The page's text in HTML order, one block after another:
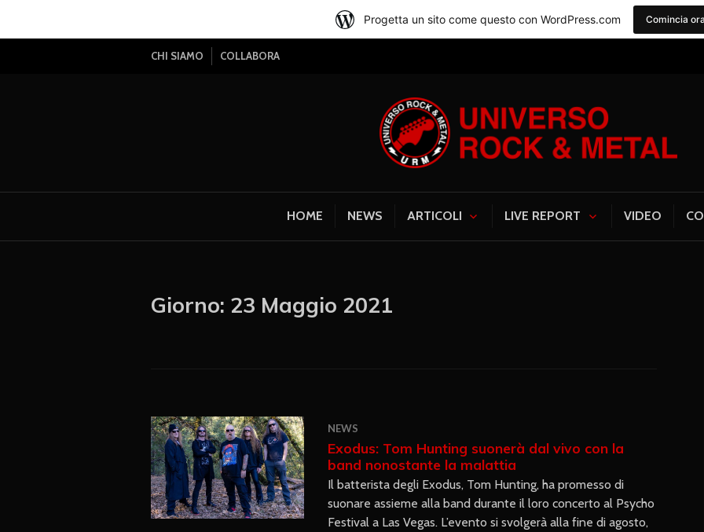
CHI SIAMO COLLABORA
Universo Rock &
HOME NEWS ARTICOLI LIVE REPORT VIDEO
Giorno: 23 Maggio 2021
NEWS
Exodus: Tom Hunting suonerà dal vivo con la
band nonostante la malattia
Il batterista degli Exodus, Tom Hunting, ha promesso di
suonare assieme alla band durante il loro concerto al Psycho
Festival a Las Vegas. L’evento si svolgerà alla fine di agosto,
Progetta un sito come questo con WordPress.com Comincia ora